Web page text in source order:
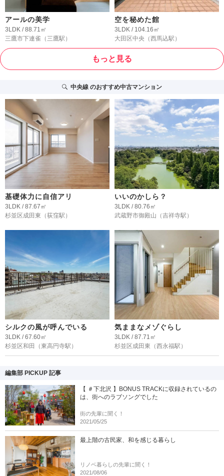
アールの美学
3LDK / 88.71㎡
三鷹市下連雀 （三鷹駅）
空を秘めた館
3LDK / 104.16㎡
大田区中央 （西馬込駅）
もっと見る
中央線のおすすめ中古マンション
基礎体力に自信アリ
3LDK / 87.67㎡
杉並区成田東 （荻窪駅）
いいのかしら？
3LDK / 80.76㎡
武蔵野市御殿山 （吉祥寺駅）
シルクの風が呼んでいる
3LDK / 67.60㎡
杉並区和田
（東高円寺駅）
気ままなメゾぐらし
3LDK / 87.71㎡
杉並区成田東 （西永福駅）
編集部 PICKUP 記事
【 ＃下北沢 】BONUS TRACKに収録されているの
は、街へのラブソングでした
街の先輩に聞く！
2021/05/25
最上階の古民家、和を感じる暮らし
リノベ暮らしの先輩に聞く！
2021/08/06